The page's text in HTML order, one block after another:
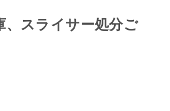
、スライサー処分ご